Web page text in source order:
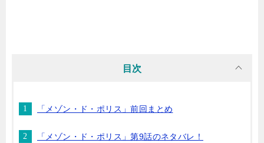
目次
「メゾン・ド・ポリス」前回まとめ
「メゾン・ド・ポリス」第9話のネタバレ！